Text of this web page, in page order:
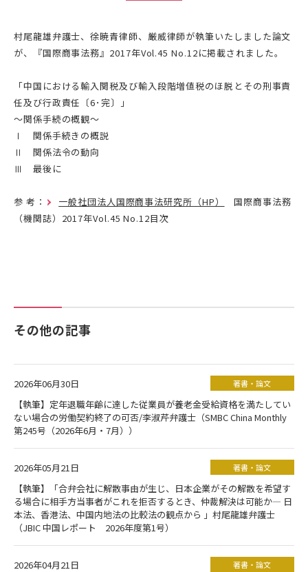
村尾龍雄弁護士、徐暁青律師、厳威律師が執筆いたしました論文
が、『国際商事法務』2017年Vol.45 No.12に掲載されました。
「中国における輸入関税及び輸入段階増値税のほ脱とその刑事責
任及び行政責任〔6･完〕」
～関係手続の概観～
Ⅰ 関係手続きの概説
Ⅱ 関係法令の動向
Ⅲ 最後に
参 考： 一般社団法人国際商事法研究所（HP）
国際商事法務
（機関誌）2017年Vol.45 No.12目次
その他の記事
2026年06月30日 著書・論文
【執筆】定年退職年齢に達した従業員が養老金受給資格を満たしてい
ない場合の労働契約終了の可否/李淑芹弁護士（SMBC China Monthly
第245号（2026年6月・7月））
2026年05月21日 著書・論文
【執筆】「合弁会社に解散事由が生じ、日本企業がその解散を希望す
る場合に相手方当事者がこれを拒否するとき、仲裁解決は可能か― 日
本法、香港法、中国内地法の比較法の観点から 」村尾龍雄弁護士
（JBIC 中国レポート 2026年度第1号）
2026年04月21日 著書・論文